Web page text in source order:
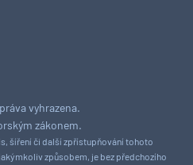
vyhrazena.
zákonem.
šíření či další zpřístupňování tohoto
způsobem, je bez předchozího